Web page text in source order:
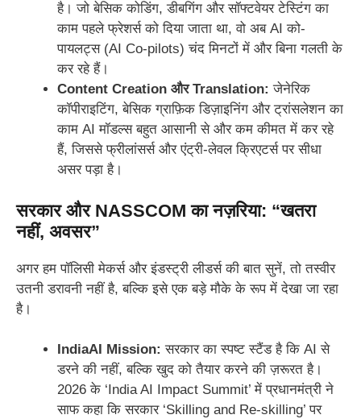
है। जो बेसिक कोडिंग, डीबगिंग और सॉफ्टवेयर टेस्टिंग का
काम पहले फ्रेशर्स को दिया जाता था, वो अब AI को-
पायलट्स (AI Co-pilots) चंद मिनटों में और बिना गलती के
कर रहे हैं।
Content Creation और Translation: जेनेरिक
कॉपीराइटिंग, बेसिक ग्राफ़िक डिज़ाइनिंग और ट्रांसलेशन का
काम AI मॉडल्स बहुत आसानी से और कम कीमत में कर रहे
हैं, जिससे फ्रीलांसर्स और एंट्री-लेवल क्रिएटर्स पर सीधा
असर पड़ा है।
सरकार और NASSCOM का नज़रिया: “खतरा
नहीं, अवसर”
अगर हम पॉलिसी मेकर्स और इंडस्ट्री लीडर्स की बात सुनें, तो तस्वीर
उतनी डरावनी नहीं है, बल्कि इसे एक बड़े मौके के रूप में देखा जा रहा
है।
IndiaAI Mission: सरकार का स्पष्ट स्टैंड है कि AI से
डरने की नहीं, बल्कि खुद को तैयार करने की ज़रूरत है।
2026 के ‘India AI Impact Summit’ में प्रधानमंत्री ने
साफ कहा कि सरकार ‘Skilling and Re-skilling’ पर